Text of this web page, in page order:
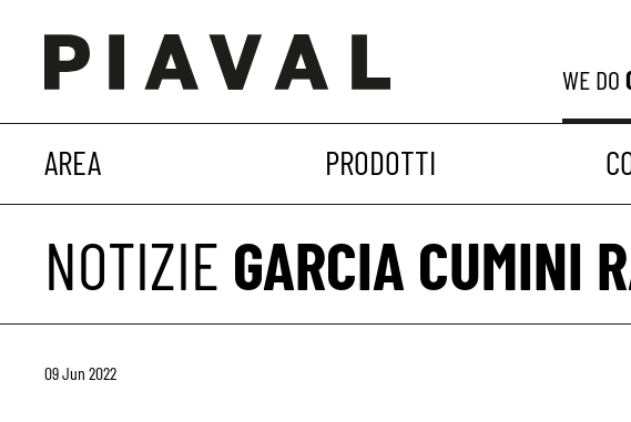
WE DO
AREA PRODOTTI
NOTIZIE GARCIA CUMINI
09 Jun 2022